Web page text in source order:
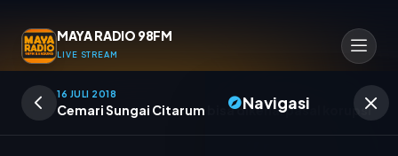
MAYA RADIO 98FM
LIVE STREAM
Navigasi
16 JULI 2018
Cemari Sungai Citarum bisa dikenai pasal korupsi